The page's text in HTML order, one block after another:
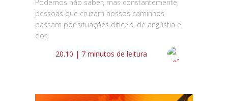
Podemos não saber, mas constantemente,
pessoas que cruzam nossos caminhos
passam por situações difíceis, de angústia e
dor.
20.10 | 7 minutos de leitura